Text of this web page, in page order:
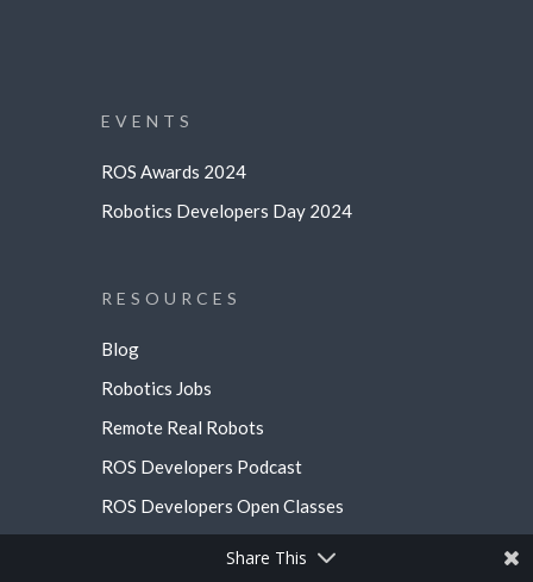
EVENTS
ROS Awards 2024
Robotics Developers Day 2024
RESOURCES
Blog
Robotics Jobs
Remote Real Robots
ROS Developers Podcast
ROS Developers Open Classes
Share This